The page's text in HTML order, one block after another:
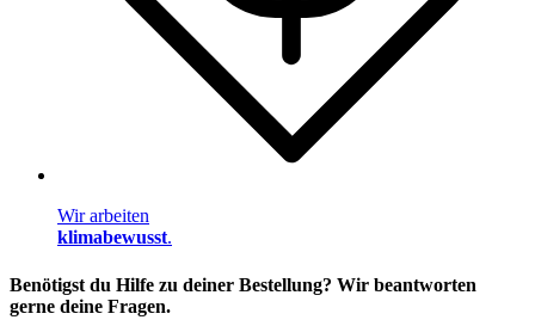
Wir arbeiten
klimabewusst.
Benötigst du Hilfe zu deiner Bestellung? Wir beantworten
gerne deine Fragen.